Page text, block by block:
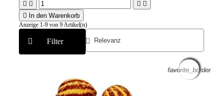
   

In den Warenkorb
Filter
Anzeige 1-9 von 9 Artikel(n)
favorite_border
favorite_border
favorite_border
favorite_border
favorite_border
favorite_border
favorite_border
favorite_border
favorite_border